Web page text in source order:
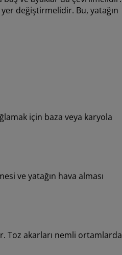
değiştirmelidir. Bu, yatağın
için baza veya karyola
ve yatağın hava alması
Toz akarları nemli ortamlarda